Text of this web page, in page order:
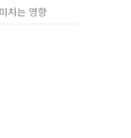
치는 영향